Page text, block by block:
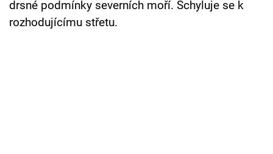
drsné podmínky severních moří. Schyluje se k
rozhodujícímu střetu.